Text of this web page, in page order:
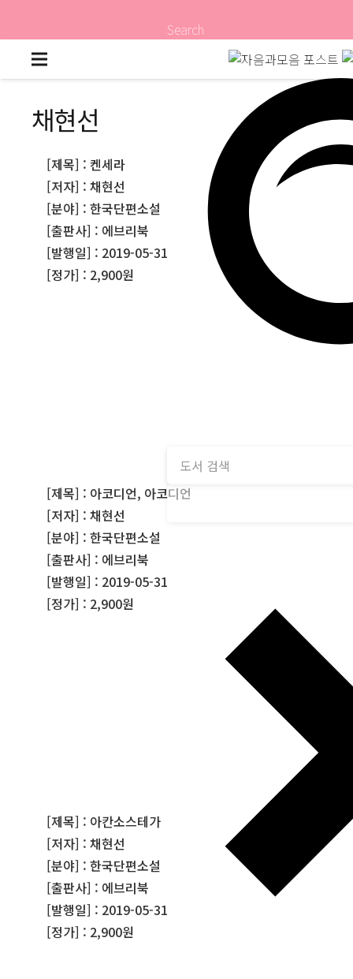
Search
채현선
[제목] : 켄세라
[저자] : 채현선
[분야] : 한국단편소설
[출판사] : 에브리북
[발행일] : 2019-05-31
[정가] : 2,900원
[제목] : 아코디언, 아코디언
[저자] : 채현선
[분야] : 한국단편소설
[출판사] : 에브리북
[발행일] : 2019-05-31
[정가] : 2,900원
[제목] : 아칸소스테가
[저자] : 채현선
[분야] : 한국단편소설
[출판사] : 에브리북
[발행일] : 2019-05-31
[정가] : 2,900원